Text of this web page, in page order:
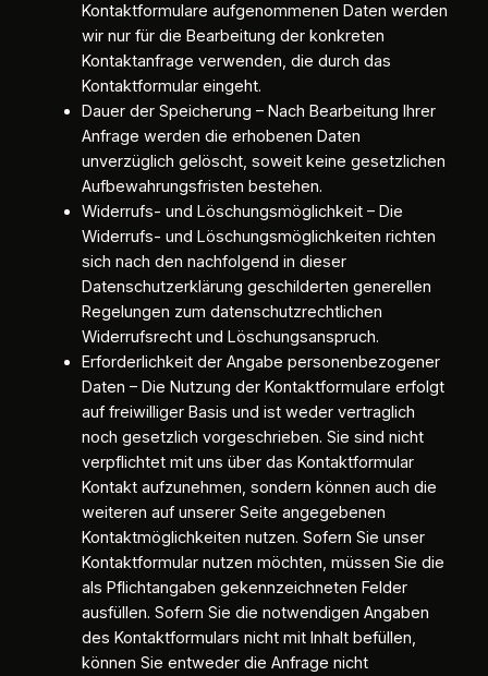
Kontaktformulare aufgenommenen Daten werden
wir nur für die Bearbeitung der konkreten
Kontaktanfrage verwenden, die durch das
Kontaktformular eingeht.
Dauer der Speicherung – Nach Bearbeitung Ihrer
Anfrage werden die erhobenen Daten
unverzüglich gelöscht, soweit keine gesetzlichen
Aufbewahrungsfristen bestehen.
Widerrufs- und Löschungsmöglichkeit – Die
Widerrufs- und Löschungsmöglichkeiten richten
sich nach den nachfolgend in dieser
Datenschutzerklärung geschilderten generellen
Regelungen zum datenschutzrechtlichen
Widerrufsrecht und Löschungsanspruch.
Erforderlichkeit der Angabe personenbezogener
Daten – Die Nutzung der Kontaktformulare erfolgt
auf freiwilliger Basis und ist weder vertraglich
noch gesetzlich vorgeschrieben. Sie sind nicht
verpflichtet mit uns über das Kontaktformular
Kontakt aufzunehmen, sondern können auch die
weiteren auf unserer Seite angegebenen
Kontaktmöglichkeiten nutzen. Sofern Sie unser
Kontaktformular nutzen möchten, müssen Sie die
als Pflichtangaben gekennzeichneten Felder
ausfüllen. Sofern Sie die notwendigen Angaben
des Kontaktformulars nicht mit Inhalt befüllen,
können Sie entweder die Anfrage nicht